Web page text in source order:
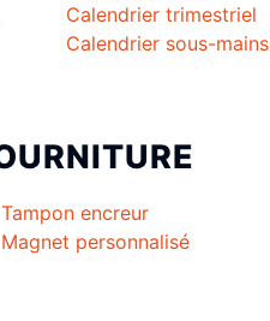
Calendrier trimestriel
Calendrier sous-mains
Tampon encreur
Magnet personnalisé